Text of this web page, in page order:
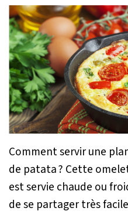
Comment servir une
de patata ? Cette
est servie chaude ou
de se partager très